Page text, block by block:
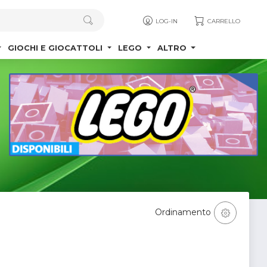
LOG-IN CARRELLO
GIOCHI E GIOCATTOLI LEGO ALTRO
Ordinamento